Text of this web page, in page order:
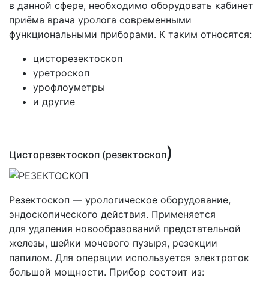
в данной сфере, необходимо оборудовать кабинет
приёма врача уролога современными
функциональными приборами. К таким относятся:
цисторезектоскоп
уретроскоп
урофлоуметры
и другие
Цисторезектоскоп (резектоскоп)
Резектоскоп — урологическое оборудование,
эндоскопического действия. Применяется
для удаления новообразований предстательной
железы, шейки мочевого пузыря, резекции
папилом. Для операции используется электроток
большой мощности. Прибор состоит из: